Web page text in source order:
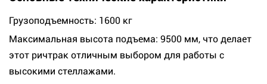
Грузоподъемность: 1600 кг
Максимальная высота подъема: 9500 мм, что делает
этот ричтрак отличным выбором для работы с
высокими стеллажами.